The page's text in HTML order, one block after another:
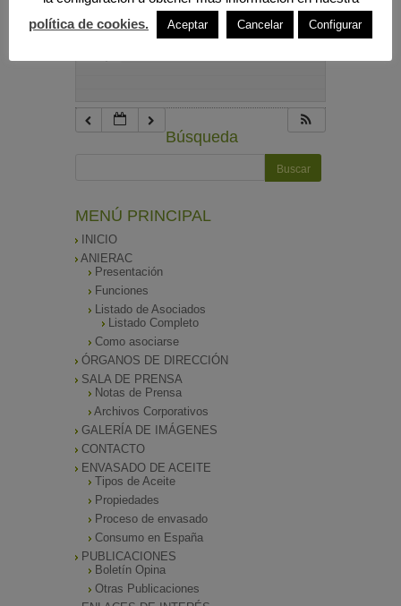
Búsqueda
MENÚ PRINCIPAL
INICIO
ANIERAC
Presentación
Funciones
Listado de Asociados
Listado Completo
Como asociarse
ÓRGANOS DE DIRECCIÓN
SALA DE PRENSA
Notas de Prensa
Archivos Corporativos
GALERÍA DE IMÁGENES
CONTACTO
ENVASADO DE ACEITE
Tipos de Aceite
Propiedades
Proceso de envasado
Consumo en España
PUBLICACIONES
Boletín Opina
Otras Publicaciones
política de cookies.
Aceptar Cancelar Configurar